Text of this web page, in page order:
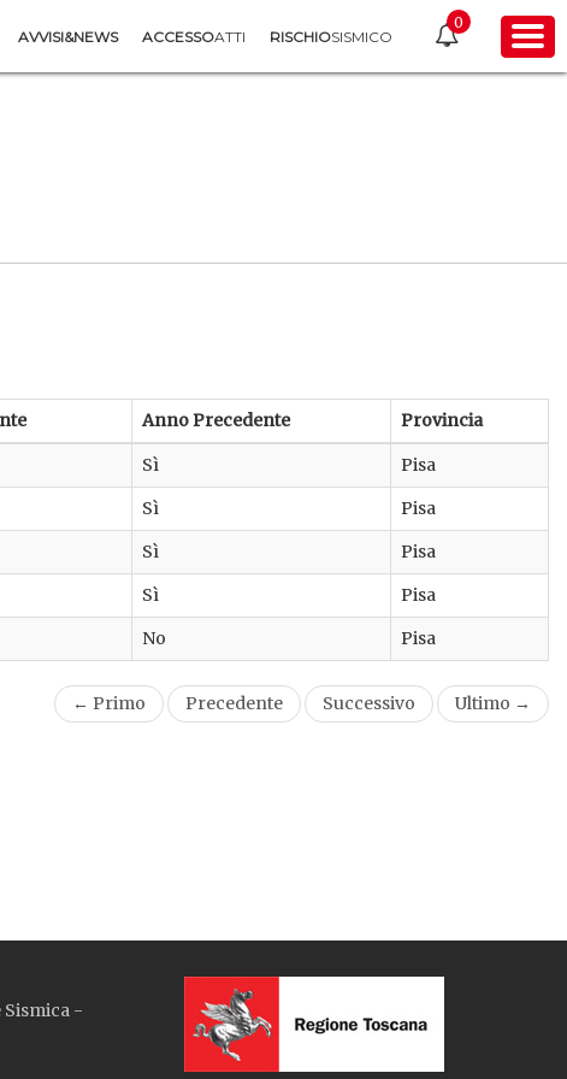
AVVISI&NEWS ACCESSOATTI RISCHIOSISMICO
0
Anno Precedente Provincia
Sì
Pisa
Sì
Pisa
Sì
Pisa
Sì
Pisa
No Pisa
← Primo Precedente Successivo Ultimo →
Sismica -